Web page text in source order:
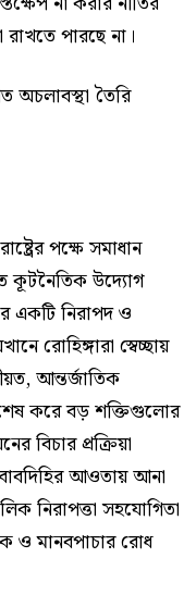
পারছে না।
অচলাবস্থা তৈরি
পক্ষে সমাধান
কূটনৈতিক উদ্যোগ
একটি নিরাপদ ও
রোহিঙ্গারা স্বেচ্ছায়
আন্তর্জাতিক
করে বড় শক্তিগুলোর
বিচার প্রক্রিয়া
আওতায় আনা
নিরাপত্তা সহযোগিতা
ও মানবপাচার রোধ